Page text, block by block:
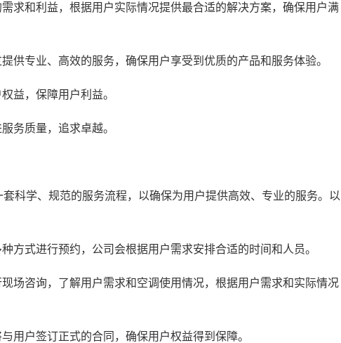
和利益，根据用户实际情况提供最合适的解决方案，确保用户满
专业、高效的服务，确保用户享受到优质的产品和服务体验。
，保障用户利益。
质量，追求卓越。
学、规范的服务流程，以确保为用户提供高效、专业的服务。以
式进行预约，公司会根据用户需求安排合适的时间和人员。
咨询，了解用户需求和空调使用情况，根据用户需求和实际情况
户签订正式的合同，确保用户权益得到保障。